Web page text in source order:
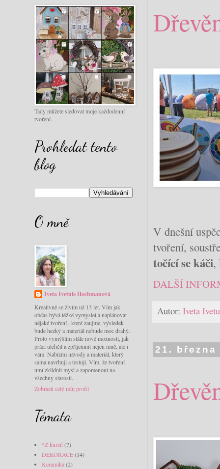
V dnešní
tvoření,
točící se káči,
DALŠÍ
Autor: Iveta
21. března
Tady můžete sledovat moje každodenní
tvoření.
Prohledat tento
blog
O mně
Iveta Ivetule Hochmanová
Kreativně se živím už 13 let. Vím jak
občas bývá těžké vymyslet a naplánovat
nějaké tvoření , které zaujme, výsledek
bude hezký a materiál nebude moc drahý.
Proto vymýšlím stále nové možnosti, jak
práci ulehčit a zpříjemnit nejen mně, ale i
vám. Nabízím návody a materiál, který
sama navrhuji a testuji. Vím, že tvoření
umí zklidnit mysl a zapomenout na
všechny starosti.
Zobrazit celý můj profil
Témata
*Z kurzů (7)
DEKORACE(14)
Keramika(2)